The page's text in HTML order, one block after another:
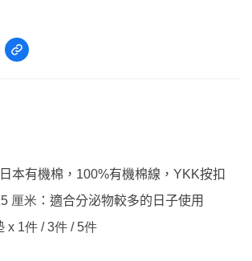
日本有機棉， 100%有機棉線， YKK按扣
厘米 ：適合分泌物較多的日子使用
x 1件 / 3件 / 5件